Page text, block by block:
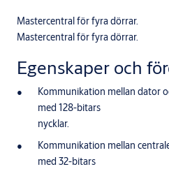
Mastercentral för fyra dörrar.
Mastercentral för fyra dörrar.
Egenskaper och
Kommunikation mellan dator
med 128-bitars
nycklar.
Kommunikation mellan
med 32-bitars